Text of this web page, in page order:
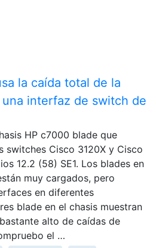
la caída total de la
una interfaz de switch de
HP c7000 blade que
switches Cisco 3120X y Cisco
12.2 (58) SE1. Los blades en
muy cargados, pero
en diferentes
blade en el chasis muestran
alto de caídas de
el …